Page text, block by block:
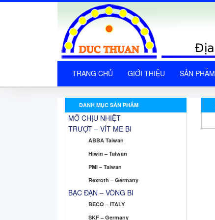
TRANG CHỦ GIỚI THIỆU SẢN PHẨM
DANH MỤC SẢN PHẨM
MỠ CHỊU NHIỆT
TRƯỢT – VÍT ME BI
ABBA Taiwan
Hiwin – Taiwan
PMI – Taiwan
Rexroth – Germany
BẠC ĐẠN – VÒNG BI
BECO – ITALY
SKF – Germany